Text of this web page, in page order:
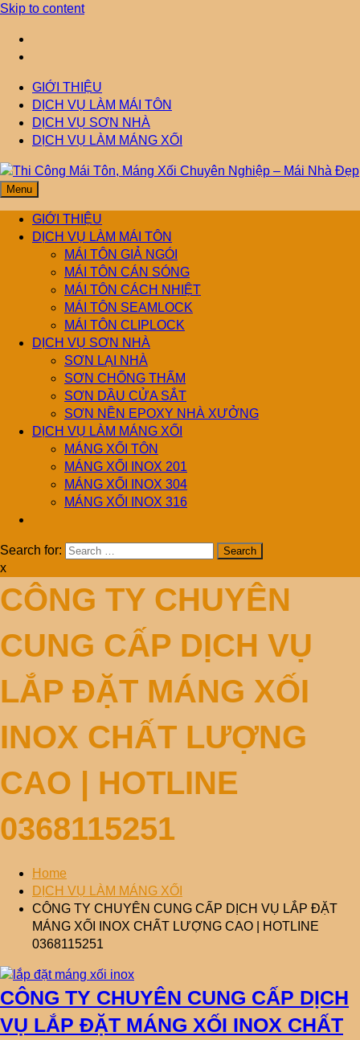
Skip to content
GIỚI THIỆU
DỊCH VỤ LÀM MÁI TÔN
DỊCH VỤ SƠN NHÀ
DỊCH VỤ LÀM MÁNG XỐI
Thi Công Mái Tôn,
Máng Xối Chuyên
Nghiệp – Mái Nhà
Đẹp
Mái Nhà Đẹp chuyên làm mái tôn, máng xối chống thấm, thoát
nước hiệu quả. Đội ngũ lành nghề – bảo hành dài hạn – tư vấn
miễn phí.
Menu
GIỚI THIỆU
DỊCH VỤ LÀM MÁI TÔN
MÁI TÔN GIẢ NGÓI
MÁI TÔN CÁN SÓNG
MÁI TÔN CÁCH NHIỆT
MÁI TÔN SEAMLOCK
MÁI TÔN CLIPLOCK
DỊCH VỤ SƠN NHÀ
SƠN LẠI NHÀ
SƠN CHỐNG THẤM
SƠN DẦU CỬA SẮT
SƠN NỀN EPOXY NHÀ XƯỞNG
DỊCH VỤ LÀM MÁNG XỐI
MÁNG XỐI TÔN
MÁNG XỐI INOX 201
MÁNG XỐI INOX 304
MÁNG XỐI INOX 316
Search for:
x
CÔNG TY CHUYÊN
CUNG CẤP DỊCH VỤ
LẮP ĐẶT MÁNG XỐI
INOX CHẤT LƯỢNG
CAO | HOTLINE
0368115251
Home
DỊCH VỤ LÀM MÁNG XỐI
CÔNG TY CHUYÊN CUNG CẤP DỊCH VỤ LẮP ĐẶT
MÁNG XỐI INOX CHẤT LƯỢNG CAO | HOTLINE
0368115251
CÔNG TY CHUYÊN CUNG CẤP DỊCH
VỤ LẮP ĐẶT MÁNG XỐI INOX CHẤT